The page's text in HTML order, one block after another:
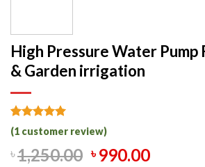
High Pressure Water Pump
& Garden irrigation
Rated5.00
out of 5
based on
1
customer
(1 customer review)
৳1,250.00 ৳ 990.00